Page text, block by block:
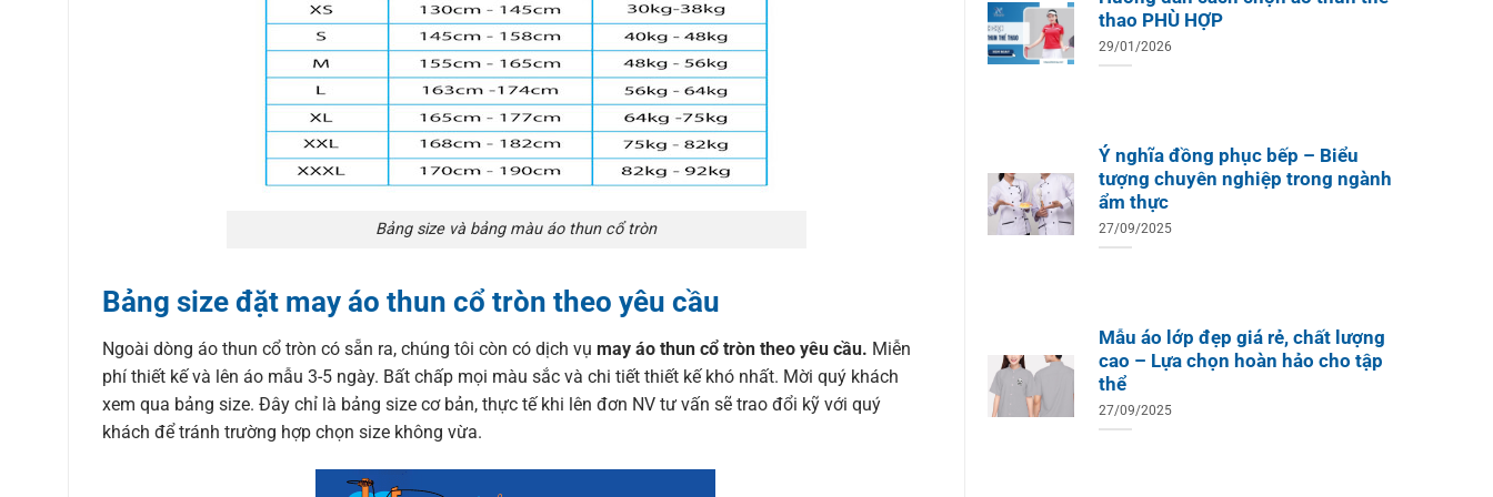
Bảng size và bảng màu áo thun cổ tròn
Bảng size đặt may áo thun cổ tròn theo yêu cầu
Ngoài dòng áo thun cổ tròn có sẵn ra, chúng tôi còn có dịch vụ may áo thun cổ tròn theo yêu cầu. Miễn
phí thiết kế và lên áo mẫu 3-5 ngày. Bất chấp mọi màu sắc và chi tiết thiết kế khó nhất. Mời quý khách
xem qua bảng size. Đây chỉ là bảng size cơ bản, thực tế khi lên đơn NV tư vấn sẽ trao đổi kỹ với quý
khách để tránh trường hợp chọn size không vừa.
thao PHÙ HỢP
29/01/2026
Ý nghĩa đồng phục bếp – Biểu
tượng chuyên nghiệp trong ngành
ẩm thực
27/09/2025
Mẫu áo lớp đẹp giá rẻ, chất lượng
cao – Lựa chọn hoàn hảo cho tập
thể
27/09/2025